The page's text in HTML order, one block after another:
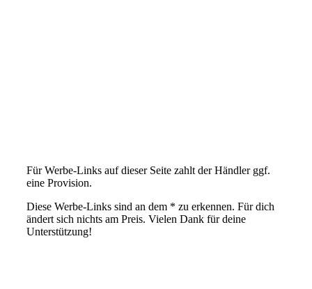
Für Werbe-Links auf dieser Seite zahlt der Händler ggf.
eine Provision.
Diese Werbe-Links sind an dem * zu erkennen. Für dich
ändert sich nichts am Preis. Vielen Dank für deine
Unterstützung!